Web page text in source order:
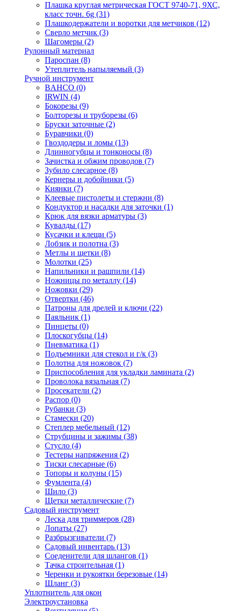
Плашка круглая метрическая ГОСТ 9740-71, 9ХС,
класс точн. 6g (31)
Плашкодержатели и воротки для метчиков (12)
Сверло метчик (3)
Шагомеры (2)
Рулонный материал
Пароспан (8)
Утеплитель напыляемый (3)
Ручной инструмент
BAHCO (0)
IRWIN (4)
Бокорезы (9)
Болторезы и труборезы (6)
Бруски заточные (2)
Буравчики (0)
Гвоздодеры и ломы (13)
Длинногубцы и тонконосы (8)
Зачистка и обжим проводов (7)
Зубило слесарное (8)
Кернеры и добойники (5)
Киянки (7)
Клеевые пистолеты и стержни (8)
Кондуктор и насадки для заточки (1)
Крюк для вязки арматуры (3)
Кувалды (17)
Кусачки и клещи (5)
Лобзик и полотна (3)
Метлы и щетки (8)
Молотки (25)
Напильники и рашпили (14)
Ножницы по металлу (14)
Ножовки (29)
Отвертки (46)
Патроны для дрелей и ключи (22)
Паяльник (1)
Пинцеты (0)
Плоскогубцы (14)
Пневматика (1)
Подъемники для стекол и г/к (3)
Полотна для ножовок (7)
Приспособления для укладки ламината (2)
Проволока вязальная (7)
Просекатели (2)
Распор (0)
Рубанки (3)
Стамески (20)
Степлер мебельный (12)
Струбцины и зажимы (38)
Стусло (4)
Тестеры напряжения (2)
Тиски слесарные (6)
Топоры и колуны (15)
Фумлента (4)
Шило (3)
Щетки металлические (7)
Садовый инструмент
Леска для триммеров (28)
Лопаты (27)
Разбрызгиватели (7)
Садовый инвентарь (13)
Соеденители для шлангов (1)
Тачка строительная (1)
Черенки и рукоятки березовые (14)
Шланг (3)
Уплотнитель для окон
Электроустановка